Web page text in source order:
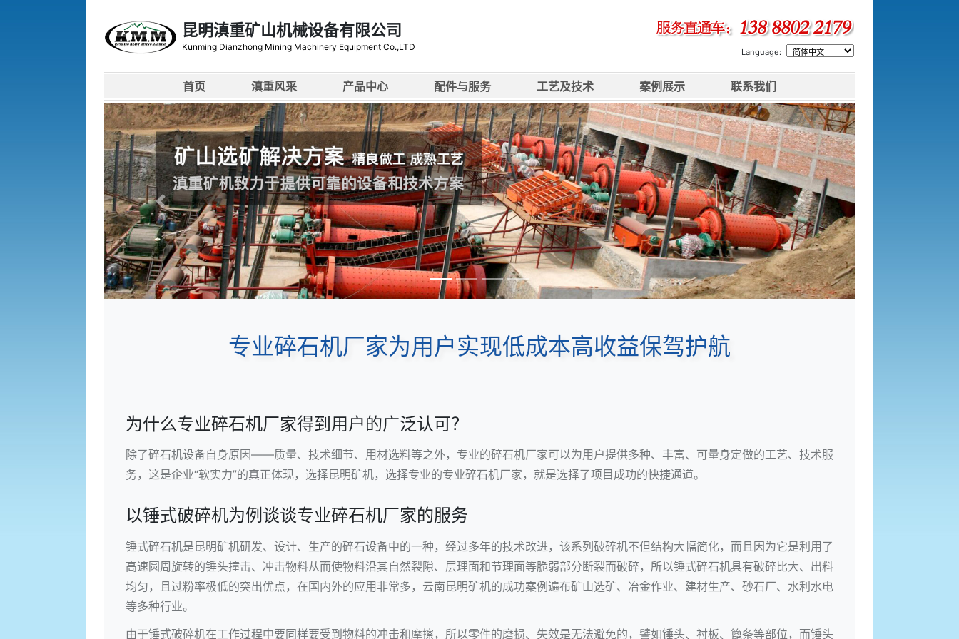
昆明滇重矿山机械设备有限公司
Kunming Dianzhong Mining Machinery Equipment Co.,LTD
Language:
首页 滇重风采 产品中心 配件与服务 工艺及技术 案例展示 联系我们
上一张 下一张
专业碎石机厂家为用户实现低成本高收益保驾护航
为什么专业碎石机厂家得到用户的广泛认可？
除了碎石机设备自身原因——质量、技术细节、用材选料等之外，专业的碎石机厂家可以为用户提供多种、丰富、可量身定做的工艺、技术服
务，这是企业“软实力”的真正体现，选择昆明矿机，选择专业的专业碎石机厂家，就是选择了项目成功的快捷通道。
以锤式破碎机为例谈谈专业碎石机厂家的服务
锤式碎石机是昆明矿机研发、设计、生产的碎石设备中的一种，经过多年的技术改进，该系列破碎机不但结构大幅简化，而且因为它是利用了
高速圆周旋转的锤头撞击、冲击物料从而使物料沿其自然裂隙、层理面和节理面等脆弱部分断裂而破碎，所以锤式碎石机具有破碎比大、出料
均匀，且过粉率极低的突出优点，在国内外的应用非常多，云南昆明矿机的成功案例遍布矿山选矿、冶金作业、建材生产、砂石厂、水利水电
等多种行业。
由于锤式破碎机在工作过程中要同样要受到物料的冲击和摩擦，所以零件的磨损、失效是无法避免的，譬如锤头、衬板、篦条等部位，而锤头